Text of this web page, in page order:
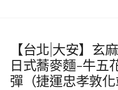
【台北|大安】玄
日式蕎麥麵-牛五
彈（捷運忠孝敦化